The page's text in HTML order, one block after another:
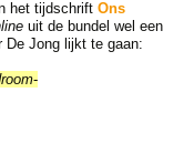
het tijdschrift Ons
uit de bundel wel een
De Jong lijkt te gaan:
-